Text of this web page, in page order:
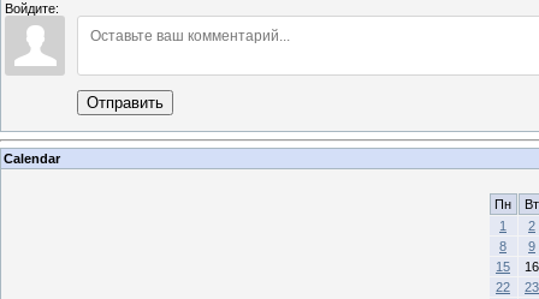
Войдите:
Отправить
Calendar
Пн
Вт
1
2
8
9
15
16
22
23